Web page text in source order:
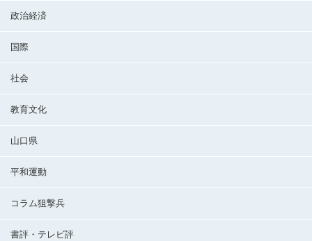
政治経済
国際
社会
教育文化
山口県
平和運動
コラム狙撃兵
書評・テレビ評